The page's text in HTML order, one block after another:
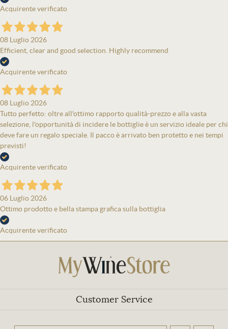
Acquirente verificato
08 Luglio 2026
Efficient, clear and good selection. Highly recommend
Acquirente verificato
08 Luglio 2026
Tutto perfetto: oltre all'ottimo rapporto qualità-prezzo e alla vasta
selezione, l'opportunità di incidere le bottiglie è un servizio ideale per chi
deve fare un regalo speciale. Il pacco è arrivato ben protetto e nei tempi
previsti!
Acquirente verificato
06 Luglio 2026
Ottimo prodotto e bella stampa grafica sulla bottiglia
Acquirente verificato
Customer Service